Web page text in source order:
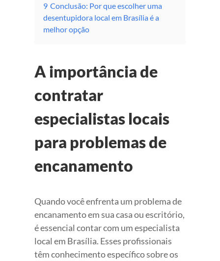
9 Conclusão: Por que escolher uma
desentupidora local em Brasília é a
melhor opção
A importância de
contratar
especialistas locais
para problemas de
encanamento
Quando você enfrenta um problema de
encanamento em sua casa ou escritório,
é essencial contar com um especialista
local em Brasília. Esses profissionais
têm conhecimento específico sobre os